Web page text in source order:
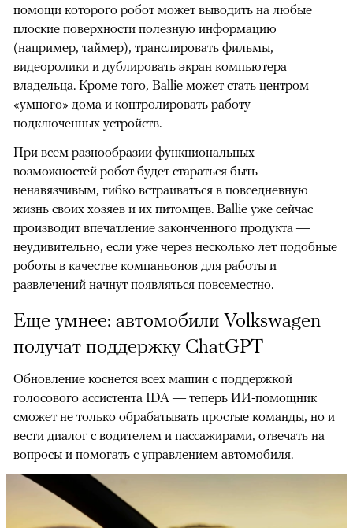
помощи которого робот может выводить на любые
плоские поверхности полезную информацию
(например, таймер), транслировать фильмы,
видеоролики и дублировать экран компьютера
владельца. Кроме того, Ballie может стать центром
«умного» дома и контролировать работу
подключенных устройств.
При всем разнообразии функциональных
возможностей робот будет стараться быть
ненавязчивым, гибко встраиваться в повседневную
жизнь своих хозяев и их питомцев. Ballie уже сейчас
производит впечатление законченного продукта —
неудивительно, если уже через несколько лет подобные
роботы в качестве компаньонов для работы и
развлечений начнут появляться повсеместно.
Еще умнее: автомобили Volkswagen
получат поддержку ChatGPT
Обновление коснется всех машин с поддержкой
голосового ассистента IDA — теперь ИИ-помощник
сможет не только обрабатывать простые команды, но и
вести диалог с водителем и пассажирами, отвечать на
вопросы и помогать с управлением автомобиля.